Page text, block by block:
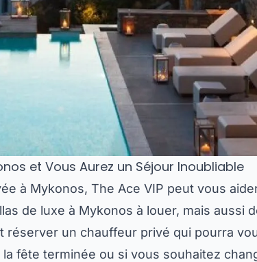
et Vous Aurez un Séjour Inoubliable
à Mykonos, The Ace VIP peut vous
de luxe à Mykonos à louer, mais aussi
réserver un chauffeur privé qui pourra
fête terminée ou si vous souhaitez